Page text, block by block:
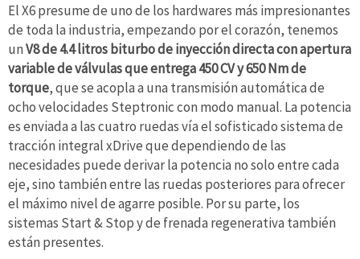
El X6 presume de uno de los hardwares más impresionantes
de toda la industria, empezando por el corazón, tenemos
unV8 de 4.4 litros biturbo de inyección directa con apertura
variable de válvulas que entrega 450 CV y 650 Nm de
torque, que se acopla a una transmisión automática de
ocho velocidades Steptronic con modo manual. La potencia
es enviada a las cuatro ruedas vía el sofisticado sistema de
tracción integral xDrive que dependiendo de las
necesidades puede derivar la potencia no solo entre cada
eje, sino también entre las ruedas posteriores para ofrecer
el máximo nivel de agarre posible. Por su parte, los
sistemas Start & Stop y de frenada regenerativa también
están presentes.